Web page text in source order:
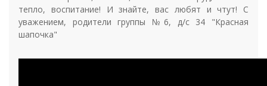
тепло, воспитание! И знайте, вас любят и чтут! С
уважением, родители группы №6, д/с 34 "Красная
шапочка"